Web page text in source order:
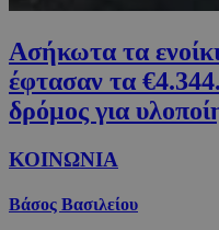
Ασήκωτα τα
έφτασαν τα
δρόμος για
ΚΟΙΝΩΝΙΑ
Βάσος Βασιλείου